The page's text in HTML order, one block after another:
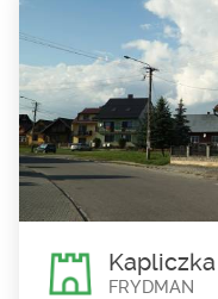
Kaplica
Bożej
Kaplica pod
mieści się
FRYDMAN